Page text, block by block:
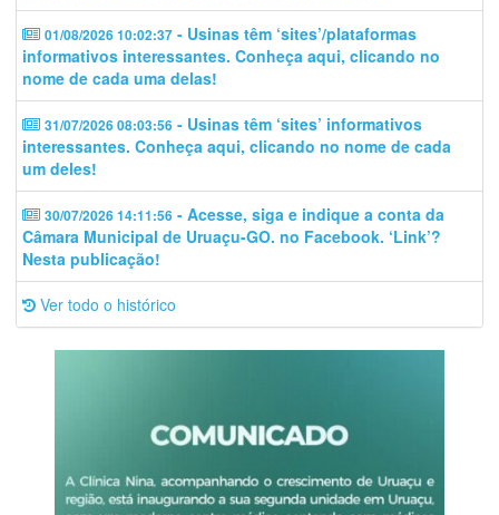
01/08/2026 10:02:37 - Usinas têm ‘sites’/plataformas
informativos interessantes. Conheça aqui, clicando no
nome de cada uma delas!
31/07/2026 08:03:56 - Usinas têm ‘sites’ informativos
interessantes. Conheça aqui, clicando no nome de cada
um deles!
30/07/2026 14:11:56 - Acesse, siga e indique a conta da
Câmara Municipal de Uruaçu-GO. no Facebook. ‘Link’?
Nesta publicação!
Ver todo o histórico